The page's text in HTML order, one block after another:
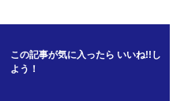
この記事が気に入ったら いいね!!し
よう！